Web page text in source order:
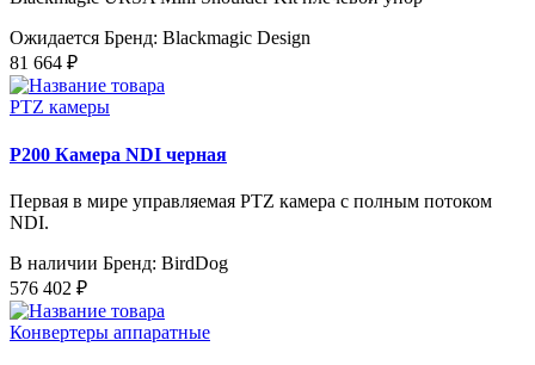
Ожидается Бренд: Blackmagic Design
81 664 ₽
PTZ камеры
P200 Камера NDI черная
Первая в мире управляемая PTZ камера с полным потоком
NDI.
В наличии Бренд: BirdDog
576 402 ₽
Конвертеры аппаратные